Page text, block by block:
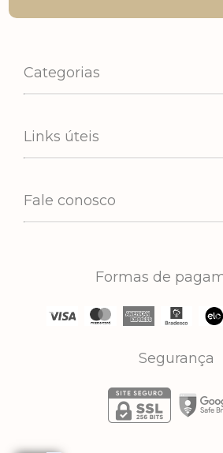
Categorias
Links úteis
Fale conosco
Formas de
Segurança